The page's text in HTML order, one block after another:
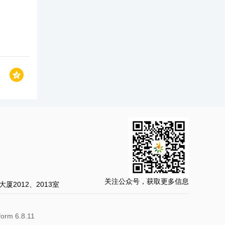
厦2012、2013室 关注公众号，获取更多信息
6.8.11